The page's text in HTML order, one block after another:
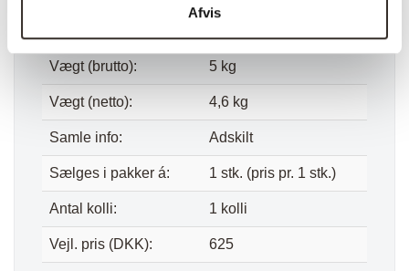
Afvis
Vægt (brutto): 5 kg
Vægt (netto): 4,6 kg
Samle info: Adskilt
Sælges i pakker á: 1 stk. (pris pr. 1 stk.)
Antal kolli: 1 kolli
Vejl. pris (DKK): 625